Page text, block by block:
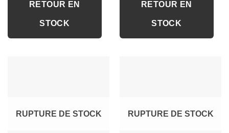
RETOUR EN
STOCK
RETOUR EN
STOCK
RUPTURE DE STOCK RUPTURE DE STOCK